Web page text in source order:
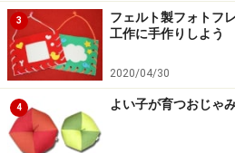
3
フェルト製フォトフ
工作に手作りしよう
2020/04/30
4 よい子が育つおじゃ